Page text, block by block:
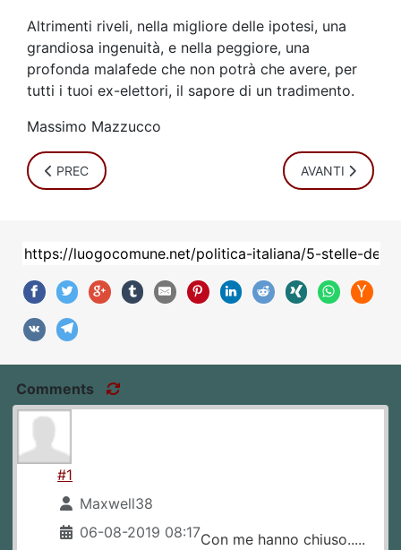
Altrimenti riveli, nella migliore delle ipotesi, una
grandiosa ingenuità, e nella peggiore, una
profonda malafede che non potrà che avere, per
tutti i tuoi ex-elettori, il sapore di un tradimento.
Massimo Mazzucco
ARTICOLO PRECEDENTE: A.A.A. SALVATORE CERCASI
PREC ARTICOLO
AVANTI
Comments
#1
Maxwell38
06-08-2019 08:17Con me hanno chiuso.....